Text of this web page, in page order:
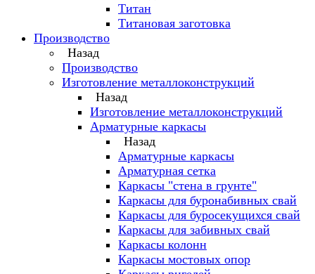
Титан
Титановая заготовка
Производство
Назад
Производство
Изготовление металлоконструкций
Назад
Изготовление металлоконструкций
Арматурные каркасы
Назад
Арматурные каркасы
Арматурная сетка
Каркасы "стена в грунте"
Каркасы для буронабивных свай
Каркасы для буросекущихся свай
Каркасы для забивных свай
Каркасы колонн
Каркасы мостовых опор